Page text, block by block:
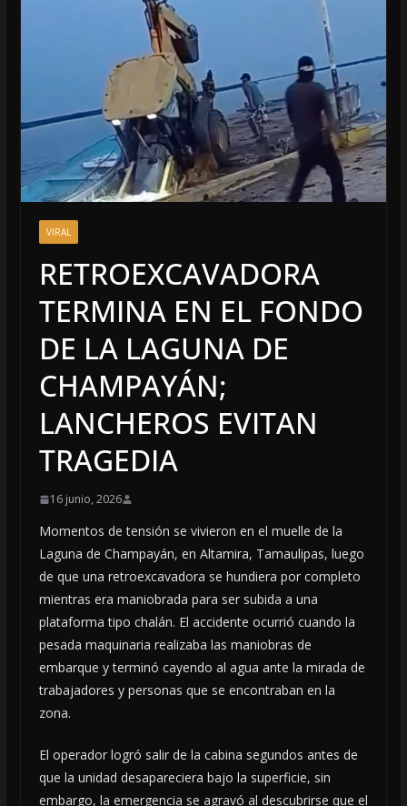
VIRAL
RETROEXCAVADORA
TERMINA EN EL FONDO
DE LA LAGUNA DE
CHAMPAYÁN;
LANCHEROS EVITAN
TRAGEDIA
16 junio, 2026
Momentos de tensión se vivieron en el muelle de la
Laguna de Champayán, en Altamira, Tamaulipas, luego
de que una retroexcavadora se hundiera por completo
mientras era maniobrada para ser subida a una
plataforma tipo chalán. El accidente ocurrió cuando la
pesada maquinaria realizaba las maniobras de
embarque y terminó cayendo al agua ante la mirada de
trabajadores y personas que se encontraban en la
zona.
El operador logró salir de la cabina segundos antes de
que la unidad desapareciera bajo la superficie, sin
embargo, la emergencia se agravó al descubrirse que el